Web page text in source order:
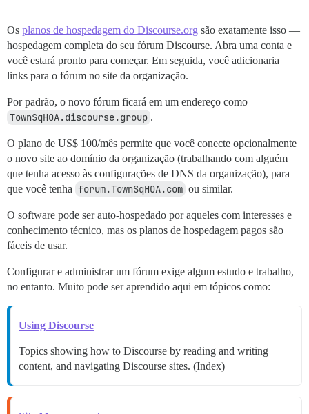
Os planos de hospedagem do Discourse.org são exatamente isso —
hospedagem completa do seu fórum Discourse. Abra uma conta e
você estará pronto para começar. Em seguida, você adicionaria
links para o fórum no site da organização.
Por padrão, o novo fórum ficará em um endereço como
TownSqHOA.discourse.group .
O plano de US$ 100/mês permite que você conecte opcionalmente
o novo site ao domínio da organização (trabalhando com alguém
que tenha acesso às configurações de DNS da organização), para
que você tenha forum.TownSqHOA.com ou similar.
O software pode ser auto-hospedado por aqueles com interesses e
conhecimento técnico, mas os planos de hospedagem pagos são
fáceis de usar.
Configurar e administrar um fórum exige algum estudo e trabalho,
no entanto. Muito pode ser aprendido aqui em tópicos como:
Using Discourse
Topics showing how to Discourse by reading and writing
content, and navigating Discourse sites. (Index)